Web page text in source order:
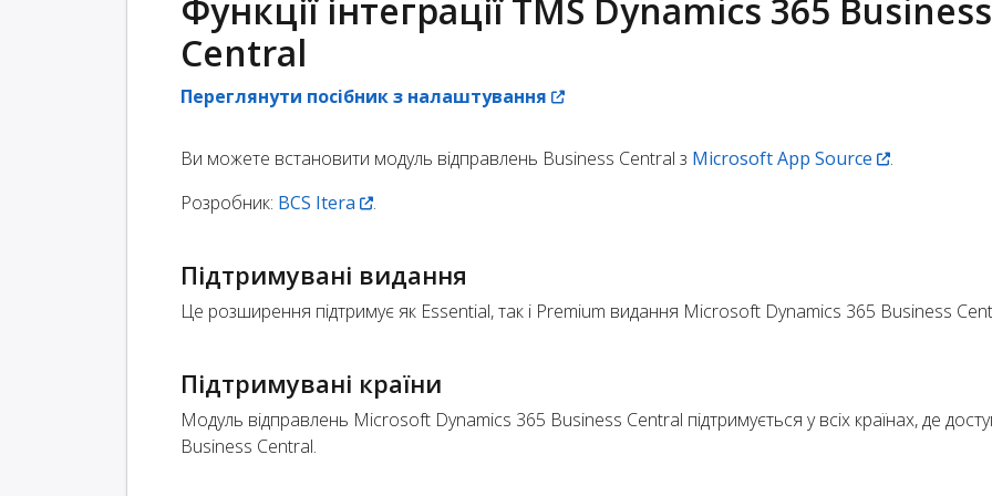
Функції інтеграції TMS Dynamics 365 Business
Central
Переглянути посібник з налаштування
Ви можете встановити модуль відправлень Business Central з Microsoft App Source
.
Розробник: BCS Itera .
Підтримувані видання
Це розширення підтримує як Essential, так і Premium видання Microsoft Dynamics 365 Business
Підтримувані країни
Модуль відправлень Microsoft Dynamics 365 Business Central підтримується у всіх країнах, де
Business Central.